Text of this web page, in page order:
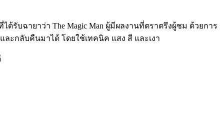
รับฉายาว่า The Magic Man ผู้มีผลงานที่ตราตรึงผู้ชม ด้วยการ
ะกลับคืนมาได้ โดยใช้เทคนิค แสง สี และเงา